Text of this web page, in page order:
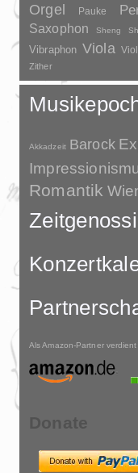
Orgel Pauke
Saxophon Sheng
Vibraphon Viola
Zither
Akkadzeit Barock
Romantik
Als Amazon-Partner
Donate